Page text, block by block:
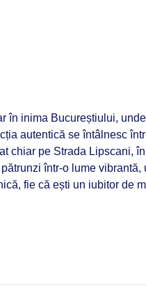
în inima Bucureștiului, unde
autentică se întâlnesc
chiar pe Strada Lipscani, în
într-o lume vibrantă,
fie că ești un iubitor de